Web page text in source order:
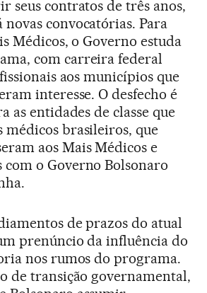
seus contratos de três anos,
novas convocatórias. Para
Médicos, o Governo estuda
com carreira federal
aos municípios que
interesse. O desfecho é
as entidades de classe que
médicos brasileiros, que
aos Mais Médicos e
o Governo Bolsonaro
de prazos do atual
prenúncio da influência do
nos rumos do programa.
de transição governamental,